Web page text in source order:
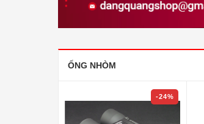
ỐNG NHÒM
-24%